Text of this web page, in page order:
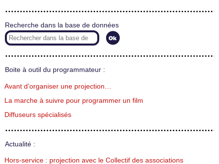
Recherche dans la base de données
Boite à outil du programmateur :
Avant d’organiser une projection…
La marche à suivre pour programmer un film
Diffuseurs spécialisés
Actualité :
Hors-service : projection avec le Collectif des associations